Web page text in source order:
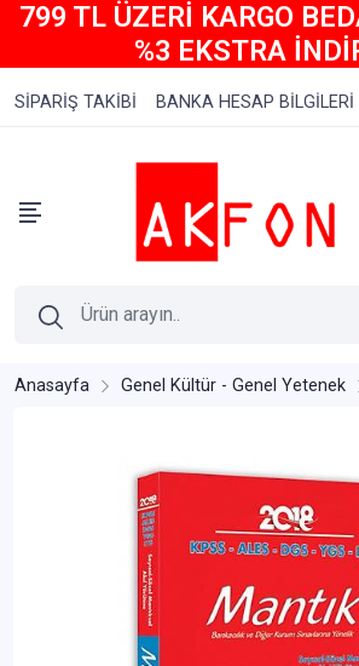
799 TL ÜZERİ KARGO
%3 EKSTRA
SİPARİŞ TAKİBİ BANKA HESAP BİLGİLERİ
Anasayfa Genel Kültür - Genel Yetenek